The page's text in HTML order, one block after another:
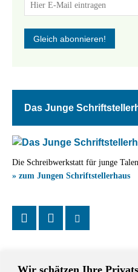
Wir schätzen Ihre
Das Junge
Die Schreibwerkstatt für junge
» zum Jungen Schriftstellerhaus